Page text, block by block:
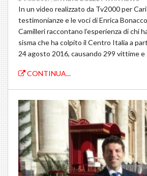
In un video realizzato da Tv2000 per
testimonianze e le voci di Enrica
Camilleri raccontano l’esperienza di chi
sisma che ha colpito il Centro Italia a
24 agosto 2016, causando 299 vittime e
CONTINUA...